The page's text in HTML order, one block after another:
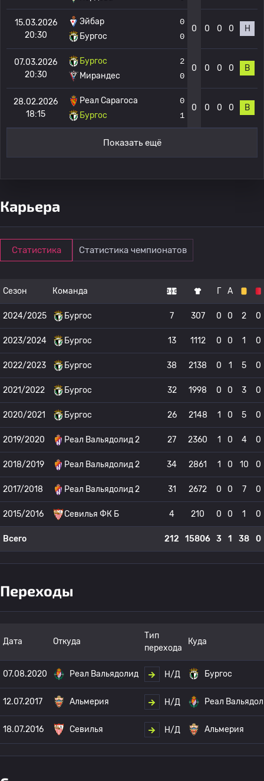
15.03.2026
20:30
Эйбар
Бургос
0
0
0 0 0 0 Н
07.03.2026
20:30
Бургос
Мирандес
2
0
0 0 0 0 В
28.02.2026
18:15
Реал Сарагоса
Бургос
0
1
0 0 0 0 В
Показать ещё
Карьера
Статистика Статистика чемпионатов
Сезон Команда Г А
2024/2025 Бургос 7 307 0 0 2 0
2023/2024 Бургос 13 1112 0 0 1 0
2022/2023 Бургос 38 2138 0 1 5 0
2021/2022 Бургос 32 1998 0 0 3 0
2020/2021 Бургос 26 2148 1 0 5 0
2019/2020 Реал Вальядолид 2 27 2360 1 0 4 0
2018/2019 Реал Вальядолид 2 34 2861 1 0 10 0
2017/2018 Реал Вальядолид 2 31 2672 0 0 7 0
2015/2016 Севилья ФК Б 4 210 0 0 1 0
Всего 212 15806 3 1 38 0
Переходы
Дата Откуда
Тип
перехода
Куда
07.08.2020 Реал Вальядолид Н/Д Бургос
12.07.2017 Альмерия Н/Д Реал
18.07.2016 Севилья Н/Д Альмерия